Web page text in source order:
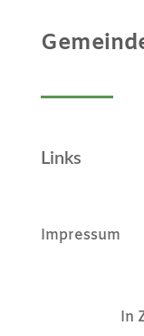
Links
In